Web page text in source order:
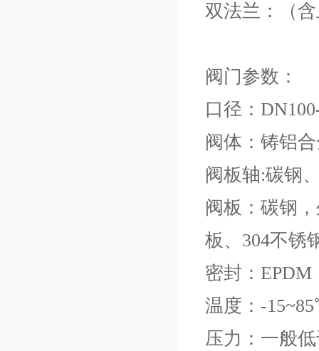
双法兰：（
阀门参数：
口径：
阀体：铸铝
阀板轴:碳钢
阀板：碳钢
板、304不锈
密封：EPDM
温度：-
压力：一般